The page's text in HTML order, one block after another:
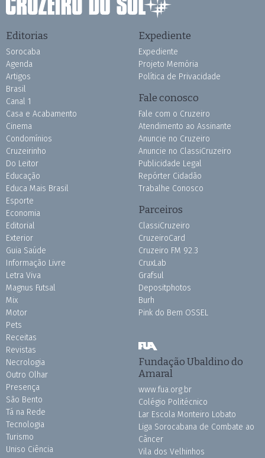
Editorias
Sorocaba
Agenda
Artigos
Brasil
Canal 1
Casa e Acabamento
Cinema
Condomínios
Cruzeirinho
Do Leitor
Educação
Educa Mais Brasil
Esporte
Economia
Editorial
Exterior
Guia Saúde
Informação Livre
Letra Viva
Magnus Futsal
Mix
Motor
Pets
Receitas
Revistas
Necrologia
Outro Olhar
Presença
São Bento
Tá na Rede
Tecnologia
Turismo
Uniso Ciência
Expediente
Expediente
Projeto Memória
Política de Privacidade
Fale conosco
Fale com o Cruzeiro
Atendimento ao Assinante
Anuncie no Cruzeiro
Anuncie no ClassiCruzeiro
Publicidade Legal
Repórter Cidadão
Trabalhe Conosco
Parceiros
ClassiCruzeiro
CruzeiroCard
Cruzeiro FM 92.3
CruxLab
Grafsul
Depositphotos
Burh
Pink do Bem OSSEL
Fundação Ubaldino do
Amaral
www.fua.org.br
Colégio Politécnico
Lar Escola Monteiro Lobato
Liga Sorocabana de Combate ao
Câncer
Vila dos Velhinhos